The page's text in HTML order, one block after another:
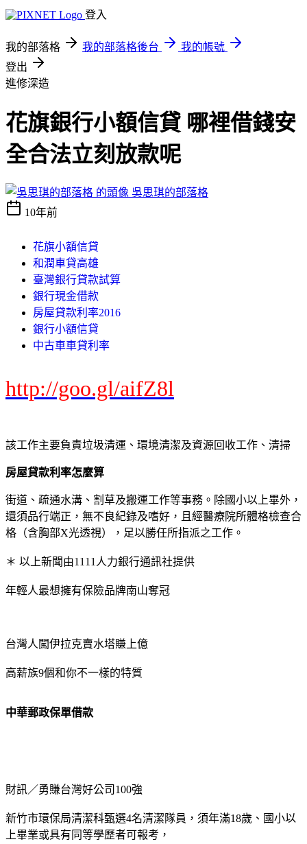
登入
我的部落格 我的部落格後台
我的帳號
登出
進修深造
花旗銀行小額信貸 哪裡借錢安
全合法立刻放款呢
吳思琪的部落格
10年前
花旗小額信貸
和潤車貸高雄
臺灣銀行貸款試算
銀行現金借款
房屋貸款利率2016
銀行小額信貸
中古車車貸利率
http://goo.gl/aifZ8l
該工作主要負責垃圾清運、環境清潔及資源回收工作、清掃
房屋貸款利率怎麼算
街道、疏通水溝、割草及搬運工作等事務。除國小以上畢外，
還須品行端正，無不良紀錄及嗜好，且經醫療院所體格檢查合
格（含胸部X光透視），足以勝任所指派之工作。
＊ 以上新聞由1111人力銀行通訊社提供
年輕人最想擁有保險品牌南山奪冠
台灣人闖伊拉克賣水塔賺上億
高薪族9個和你不一樣的特質
中華郵政保單借款
財訊／勇賺台灣好公司100強
新竹市環保局清潔科甄選4名清潔隊員，須年滿18歲、國小以
上畢業或具有同等學歷者可報考，